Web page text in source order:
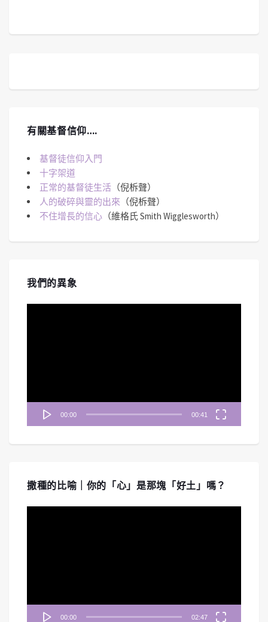
有關基督信仰….
基督徒信仰入門
十字架道
正常的基督徒生活 （倪柝聲）
人的破碎與靈的出來 （倪柝聲）
不住增長的信心 （維格氏 Smith Wigglesworth）
我們的異象
00:00 00:41
撒種的比喻｜你的「心」是那塊「好土」嗎？
00:00 02:47